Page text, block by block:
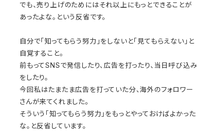
でも、売り上げのためにはそれ以上にもっとできることが
あったよな。という反省です。
自分で「知ってもらう努力」をしないと「見てもらえない」と
自覚すること。
前もってSNSで発信したり、広告を打ったり、当日呼び込み
をしたり。
今回私はたまたま広告を打っていた分、海外のフォロワー
さんが来てくれました。
そういう「知ってもらう努力」をもっとやっておけばよかった
な。と反省しています。